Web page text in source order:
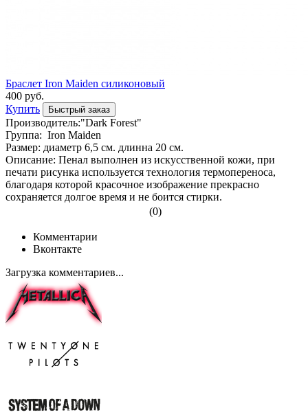
Браслет Iron Maiden силиконовый
400 руб.
Купить
Быстрый заказ
Производитель:"Dark Forest"
Группа: Iron Maiden
Размер: диаметр 6,5 см. длинна 20 см.
Описание: Пенал выполнен из искусственной кожи, при
печати рисунка используется технология термопереноса,
благодаря которой красочное изображение прекрасно
сохраняется долгое время и не боится стирки.
(0)
Комментарии
Вконтакте
Загрузка комментариев...